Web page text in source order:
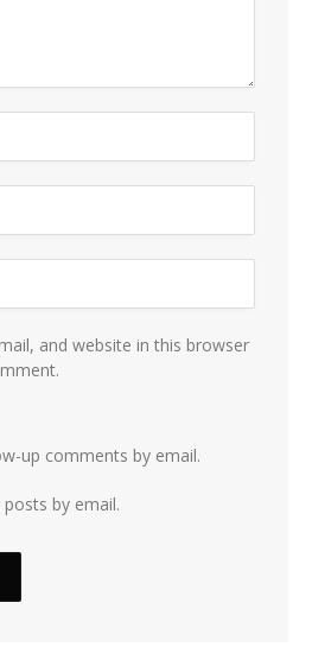
and website in this browser
up comments by email.
by email.